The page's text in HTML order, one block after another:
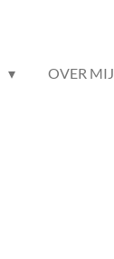
OVER MIJ